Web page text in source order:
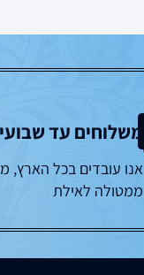
משלוחים עד
אנו עובדים בכל הארץ,
ממטולה לאילת